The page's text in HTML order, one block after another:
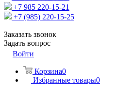
+7 985 220-15-21
+7 (985) 220-15-25
Заказать звонок
Задать вопрос
Войти
Корзина0
Избранные товары0